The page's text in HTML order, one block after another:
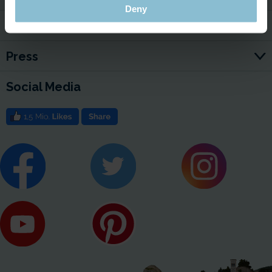
Deny
Jobs
Press
Social Media